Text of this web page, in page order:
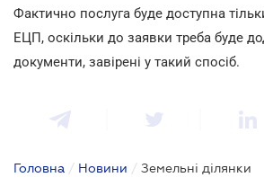
Фактично послуга буде доступна
ЕЦП, оскільки до заявки треба буде
документи, завірені у такий спосіб.
Головна / Новини / Земельні ділянки